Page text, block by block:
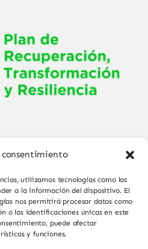
consentimiento
utilizamos tecnologías como las
a la información del dispositivo. El
nos permitirá procesar datos como
o las identificaciones únicas en este
puede afectar
y funciones.
2026•Sabor de Sayago
• Diseño por